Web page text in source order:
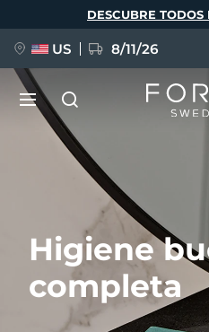
Higiene
completa
DESCUBRE TODOS
US 8/11/26
NUEVO
FAQ™ Pure Beauty-
BREAKING NEWS
English Deutsch
Italiano
Svenska